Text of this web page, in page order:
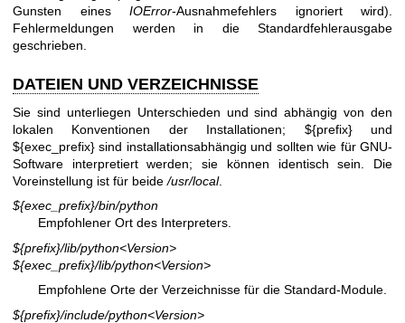
Gunsten eines IOError-Ausnahmefehlers ignoriert wird).
Fehlermeldungen werden in die Standardfehlerausgabe
geschrieben.
DATEIEN UND VERZEICHNISSE
Sie sind unterliegen Unterschieden und sind abhängig von den
lokalen Konventionen der Installationen; ${prefix} und
${exec_prefix} sind installationsabhängig und sollten wie für GNU-
Software interpretiert werden; sie können identisch sein. Die
Voreinstellung ist für beide/usr/local.
${exec_prefix}/bin/python
Empfohlener Ort des Interpreters.
${prefix}/lib/python<Version>
${exec_prefix}/lib/python<Version>
Empfohlene Orte der Verzeichnisse für die Standard-Module.
${prefix}/include/python<Version>